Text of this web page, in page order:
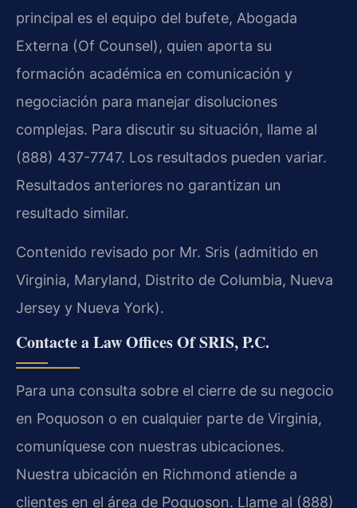
principal es el equipo del bufete, Abogada
Externa (Of Counsel), quien aporta su
formación académica en comunicación y
negociación para manejar disoluciones
complejas. Para discutir su situación, llame al
(888) 437-7747. Los resultados pueden variar.
Resultados anteriores no garantizan un
resultado similar.
Contenido revisado por Mr. Sris (admitido en
Virginia, Maryland, Distrito de Columbia, Nueva
Jersey y Nueva York).
Contacte a Law Offices Of SRIS, P.C.
Para una consulta sobre el cierre de su negocio
en Poquoson o en cualquier parte de Virginia,
comuníquese con nuestras ubicaciones.
Nuestra ubicación en Richmond atiende a
clientes en el área de Poquoson. Llame al (888)